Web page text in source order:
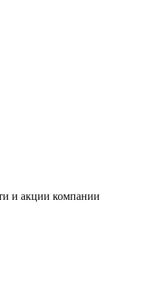
и акции компании